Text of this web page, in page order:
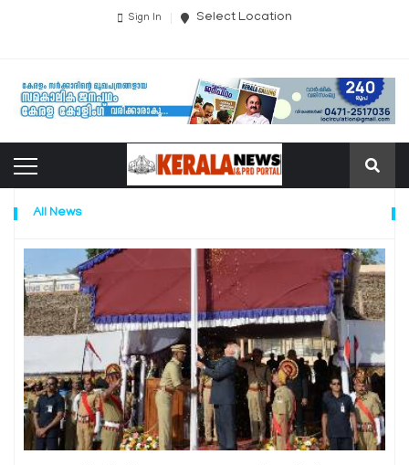
Sign In Select Location
All News